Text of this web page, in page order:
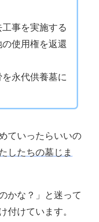
事を実施する
使用権を返還
永代供養墓に
ていったらいいの
たしたちの墓じま
かな？」と迷って
付けています。